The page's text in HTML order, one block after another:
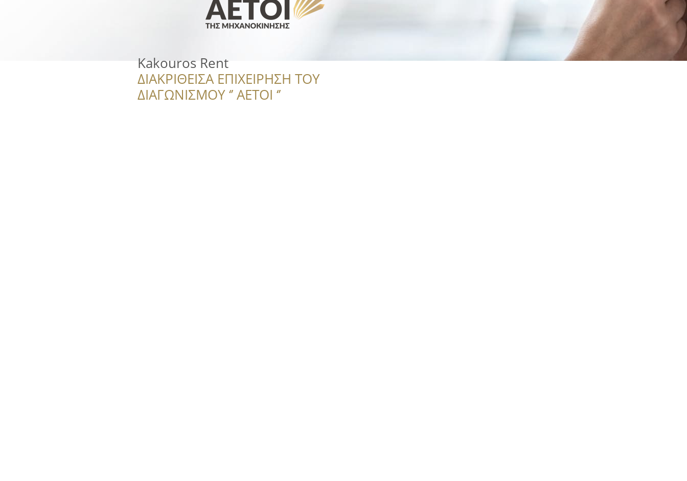
Kakouros Rent
ΔΙΑΚΡΙΘΕΙΣΑ ΕΠΙΧΕΙΡΗΣΗ ΤΟΥ
ΔΙΑΓΩΝΙΣΜΟΥ ‘’ ΑΕΤΟΙ ‘’